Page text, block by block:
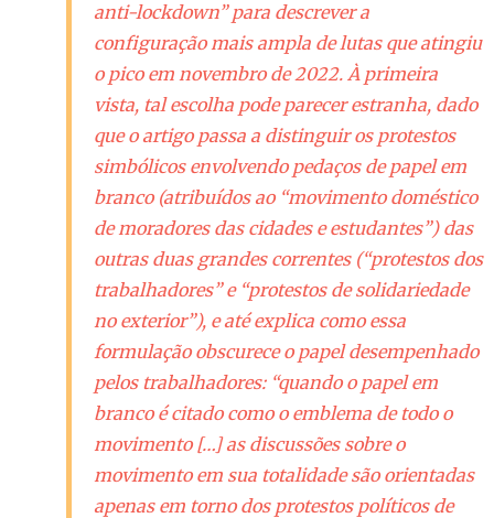
anti-lockdown” para descrever a
configuração mais ampla de lutas que atingiu
o pico em novembro de 2022. À primeira
vista, tal escolha pode parecer estranha, dado
que o artigo passa a distinguir os protestos
simbólicos envolvendo pedaços de papel em
branco (atribuídos ao “movimento doméstico
de moradores das cidades e estudantes”) das
outras duas grandes correntes (“protestos dos
trabalhadores” e “protestos de solidariedade
no exterior”), e até explica como essa
formulação obscurece o papel desempenhado
pelos trabalhadores: “quando o papel em
branco é citado como o emblema de todo o
movimento […] as discussões sobre o
movimento em sua totalidade são orientadas
apenas em torno dos protestos políticos de